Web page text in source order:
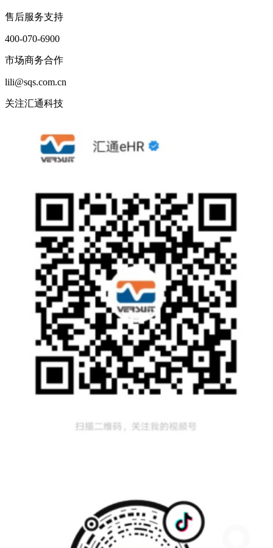
售后服务支持
400-070-6900
市场商务合作
lili@sqs.com.cn
关注汇通科技